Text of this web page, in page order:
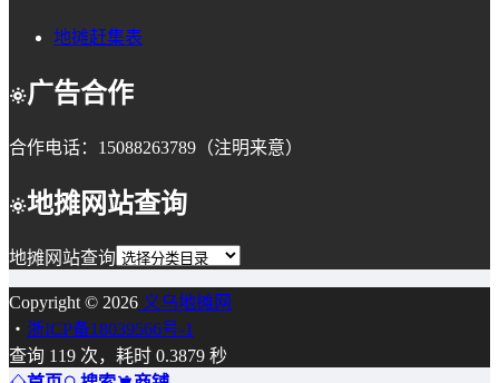
地摊赶集表
广告合作
合作电话：15088263789（注明来意）
地摊网站查询
地摊网站查询
Copyright © 2026 义乌地摊网
・ 浙ICP备18039566号-1
查询 119 次，耗时 0.3879 秒